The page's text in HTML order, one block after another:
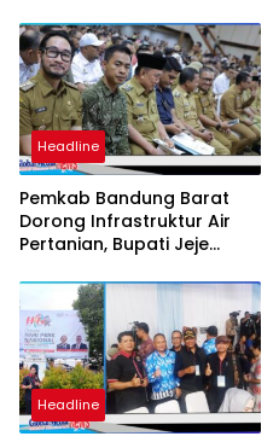
Headline
Pemkab Bandung Barat
Dorong Infrastruktur Air
Pertanian, Bupati Jeje
Strategis di Rakornas
Kementan
Headline